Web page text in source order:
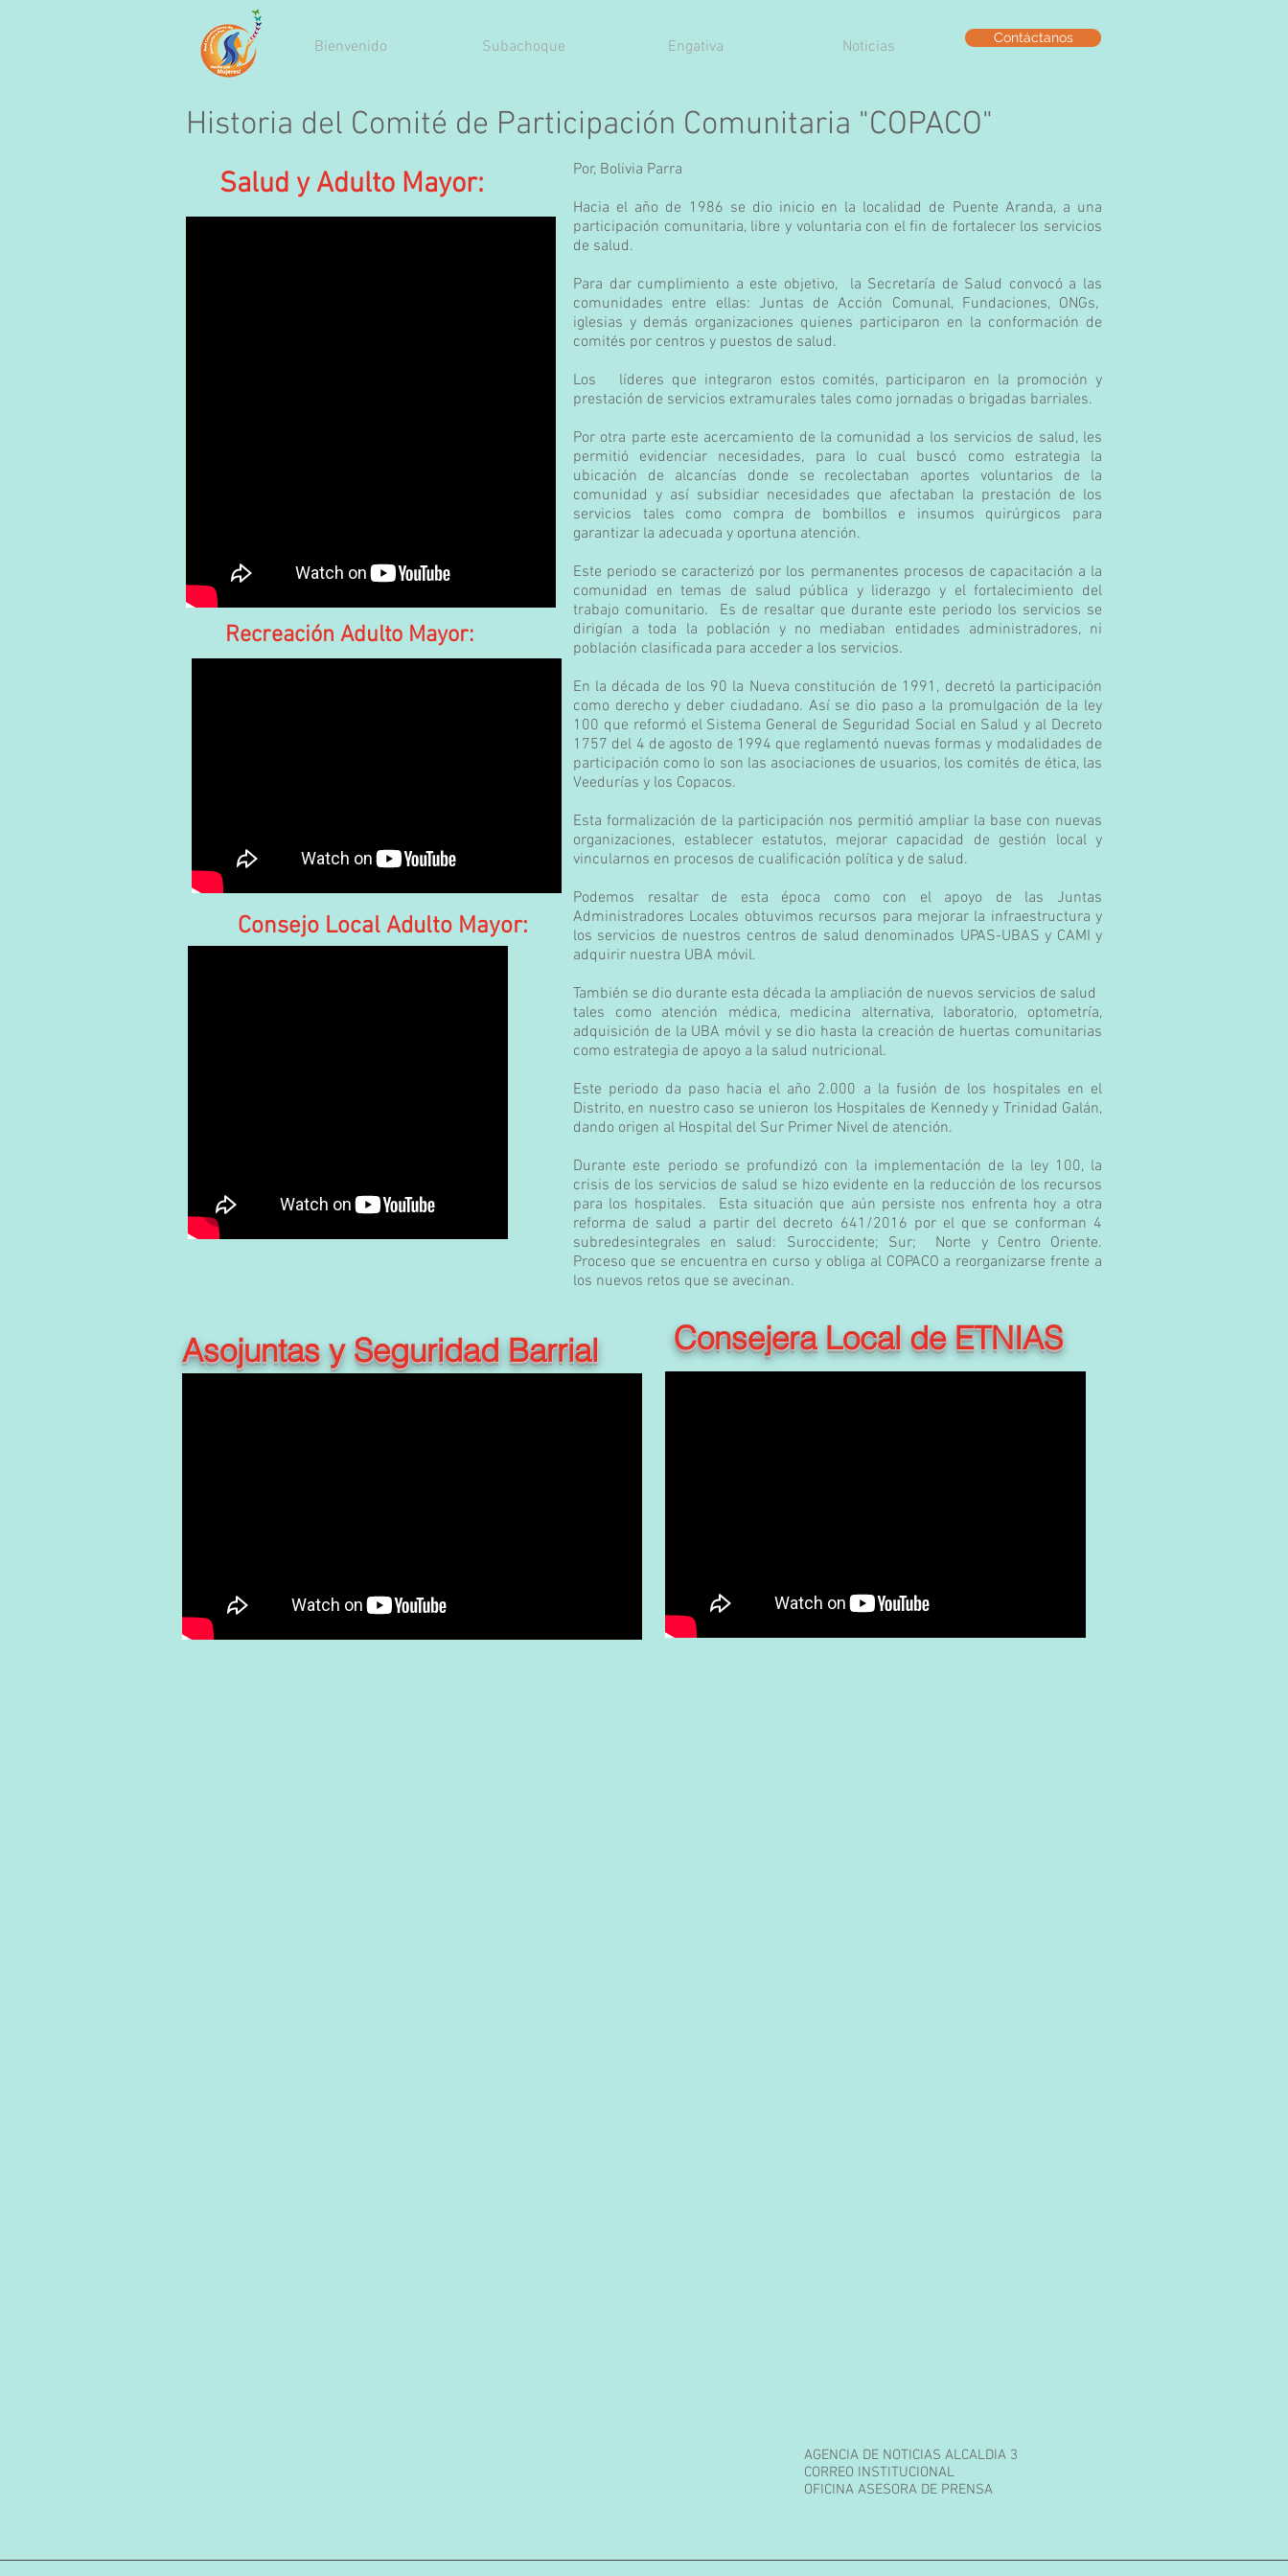
Bienvenido Subachoque Engativa Noticias Contáctanos
Historia del Comité de Participación Comunitaria "COPACO"
Salud y Adulto Mayor:
Recreación Adulto Mayor:
Consejo Local Adulto Mayor:
Por, Bolivia Parra
Hacia el año de 1986 se dio inicio en la localidad de Puente Aranda, a una
participación comunitaria, libre y voluntaria con el fin de fortalecer los servicios
de salud.
Para dar cumplimiento a este objetivo, la Secretaría de Salud convocó a las
comunidades entre ellas: Juntas de Acción Comunal, Fundaciones, ONGs,
iglesias y demás organizaciones quienes participaron en la conformación de
comités por centros y puestos de salud.
Los líderes que integraron estos comités, participaron en la promoción y
prestación de servicios extramurales tales como jornadas o brigadas barriales.
Por otra parte este acercamiento de la comunidad a los servicios de salud, les
permitió evidenciar necesidades, para lo cual buscó como estrategia la
ubicación de alcancías donde se recolectaban aportes voluntarios de la
comunidad y así subsidiar necesidades que afectaban la prestación de los
servicios tales como compra de bombillos e insumos quirúrgicos para
garantizar la adecuada y oportuna atención.
Este periodo se caracterizó por los permanentes procesos de capacitación a la
comunidad en temas de salud pública y liderazgo y el fortalecimiento del
trabajo comunitario. Es de resaltar que durante este periodo los servicios se
dirigían a toda la población y no mediaban entidades administradores, ni
población clasificada para acceder a los servicios.
En la década de los 90 la Nueva constitución de 1991, decretó la participación
como derecho y deber ciudadano. Así se dio paso a la promulgación de la ley
100 que reformó el Sistema General de Seguridad Social en Salud y al Decreto
1757 del 4 de agosto de 1994 que reglamentó nuevas formas y modalidades de
participación como lo son las asociaciones de usuarios, los comités de ética, las
Veedurías y los Copacos.
Esta formalización de la participación nos permitió ampliar la base con nuevas
organizaciones, establecer estatutos, mejorar capacidad de gestión local y
vincularnos en procesos de cualificación política y de salud.
Podemos resaltar de esta época como con el apoyo de las Juntas
Administradores Locales obtuvimos recursos para mejorar la infraestructura y
los servicios de nuestros centros de salud denominados UPAS-UBAS y CAMI y
adquirir nuestra UBA móvil.
También se dio durante esta década la ampliación de nuevos servicios de salud
tales como atención médica, medicina alternativa, laboratorio, optometría,
adquisición de la UBA móvil y se dio hasta la creación de huertas comunitarias
como estrategia de apoyo a la salud nutricional.
Este periodo da paso hacia el año 2.000 a la fusión de los hospitales en el
Distrito, en nuestro caso se unieron los Hospitales de Kennedy y Trinidad Galán,
dando origen al Hospital del Sur Primer Nivel de atención.
Durante este periodo se profundizó con la implementación de la ley 100, la
crisis de los servicios de salud se hizo evidente en la reducción de los recursos
para los hospitales. Esta situación que aún persiste nos enfrenta hoy a otra
reforma de salud a partir del decreto 641/2016 por el que se conforman 4
subredesintegrales en salud: Suroccidente; Sur; Norte y Centro Oriente.
Proceso que se encuentra en curso y obliga al COPACO a reorganizarse frente a
los nuevos retos que se avecinan.
Asojuntas y Seguridad Barrial Consejera Local de ETNIAS
AGENCIA DE NOTICIAS ALCALDIA 3
CORREO INSTITUCIONAL
OFICINA ASESORA DE PRENSA